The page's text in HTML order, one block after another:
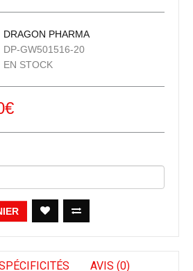
DRAGON PHARMA
DP-GW501516-20
EN STOCK
AVIS (0)